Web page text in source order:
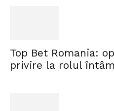
Top Bet Romania:
privire la rolul